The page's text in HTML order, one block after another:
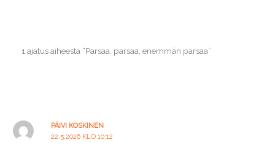
1 ajatus aiheesta “Parsaa, parsaa, enemmän parsaa”
PÄIVI KOSKINEN
22.5.2026 KLO 10:12